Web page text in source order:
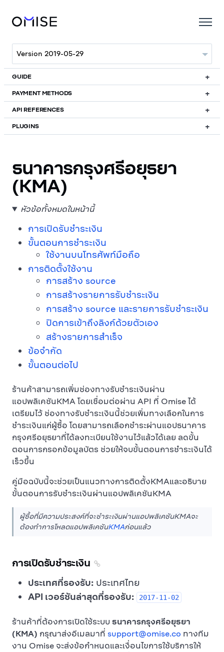
GUIDE
PAYMENT METHODS
API REFERENCES
PLUGINS
ธนาคารกรุงศรีอยุธยา
(KMA)
หัวข้อทั้งหมดในหน้านี้
การเปิดรับชำระเงิน
ขั้นตอนการชำระเงิน
ใช้งานบนโทรศัพท์มือถือ
การติดตั้งใช้งาน
การสร้าง source
การสร้างรายการรับชำระเงิน
การสร้าง source และรายการรับชำระเงิน
ปิดการเข้าถึงลิงก์ด้วยตัวเอง
สร้างรายการสำเร็จ
ข้อจำกัด
ขั้นตอนต่อไป
ร้านค้าสามารถเพิ่มช่องทางรับชำระเงินผ่าน
แอปพลิเคชันKMA โดยเชื่อมต่อผ่าน API ที่ Omise ได้
เตรียมไว้ ช่องทางรับชำระเงินนี้ช่วยเพิ่มทางเลือกในการ
ชำระเงินแก่ผู้ซื้อ โดยสามารถเลือกชำระผ่านแอปธนาคาร
กรุงศรีอยุธยาที่ได้ลงทะเบียนใช้งานไว้แล้วได้เลย ลดขั้น
ตอนการกรอกข้อมูลบัตร ช่วยให้จบขั้นตอนการชำระเงินได้
เร็วขึ้น
คู่มือฉบับนี้จะช่วยเป็นแนวทางการติดตั้งKMAและอธิบาย
ขั้นตอนการรับชำระเงินผ่านแอปพลิเคชันKMA
ผู้ซื้อที่มีความประสงค์ที่จะชำระเงินผ่านแอปพลิเคชันKMAจะ
ต้องทำการโหลดแอปพลิเคชันKMAก่อนแล้ว
การเปิดรับชำระเงิน
ประเทศที่รองรับ: ประเทศไทย
API เวอร์ชันล่าสุดที่รองรับ:
2017-11-02
ร้านค้าที่ต้องการเปิดใช้ระบบ ธนาคารกรุงศรีอยุธยา
(KMA) กรุณาส่งอีเมลมาที่ support@omise.co ทางทีม
งาน Omise จะส่งข้อกำหนดและเงื่อนไขการใช้บริการให้